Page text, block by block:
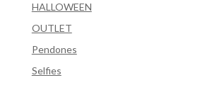
HALLOWEEN
OUTLET
Pendones
Selfies